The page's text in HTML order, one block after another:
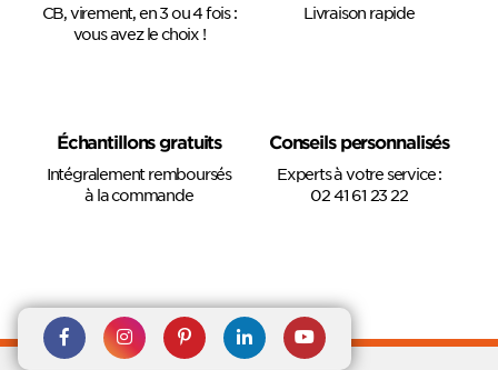
CB, virement, en 3 ou 4 fois :
vous avez le choix !
Livraison rapide
Échantillons gratuits
Intégralement remboursés
à la commande
Conseils personnalisés
Experts à votre service :
02 41 61 23 22
Rejoignez nous sur Facebook
Suivez-nous surSuivez-nous sur
Suivez- Suivez-